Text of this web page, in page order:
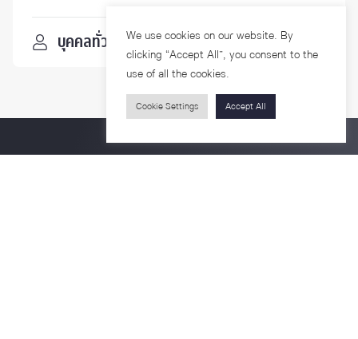
บุคคลทั่วไป
We use cookies on our website. By
clicking “Accept All”, you consent to the
use of all the cookies.
Cookie Settings Accept All